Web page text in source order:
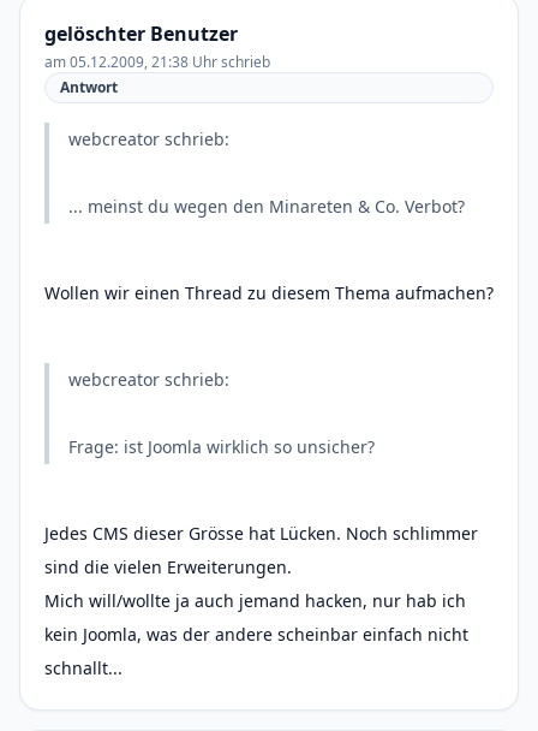
gelöschter Benutzer
am 05.12.2009, 21:38 Uhr schrieb
Antwort
webcreator schrieb:
... meinst du wegen den Minareten & Co. Verbot?
Wollen wir einen Thread zu diesem Thema aufmachen?
webcreator schrieb:
Frage: ist Joomla wirklich so unsicher?
Jedes CMS dieser Grösse hat Lücken. Noch schlimmer
sind die vielen Erweiterungen.
Mich will/wollte ja auch jemand hacken, nur hab ich
kein Joomla, was der andere scheinbar einfach nicht
schnallt...